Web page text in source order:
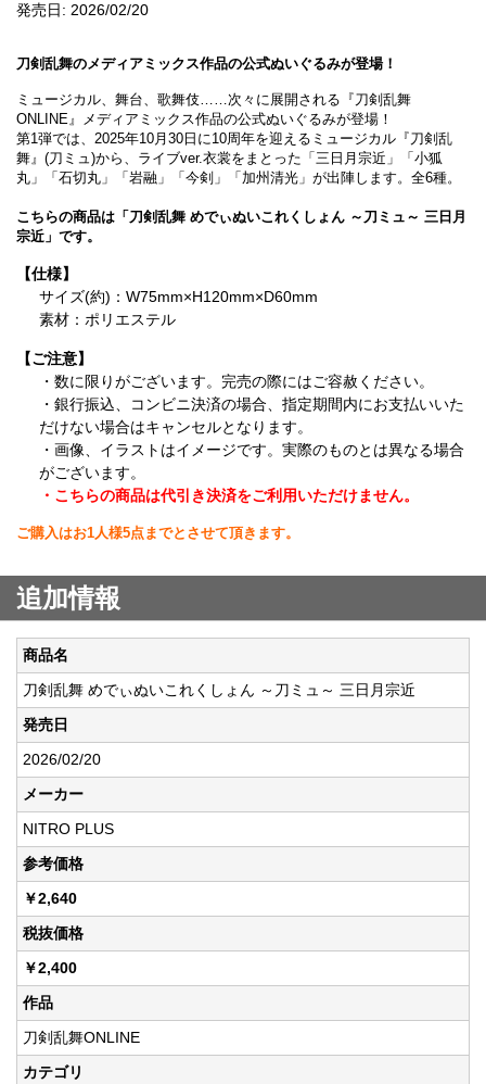
発売日: 2026/02/20
刀剣乱舞のメディアミックス作品の公式ぬいぐるみが登場！
ミュージカル、舞台、歌舞伎……次々に展開される『刀剣乱舞
ONLINE』メディアミックス作品の公式ぬいぐるみが登場！
第1弾では、2025年10月30日に10周年を迎えるミュージカル『刀剣乱
舞』(刀ミュ)から、ライブver.衣裳をまとった「三日月宗近」「小狐
丸」「石切丸」「岩融」「今剣」「加州清光」が出陣します。全6種。
こちらの商品は「刀剣乱舞 めでぃぬいこれくしょん ～刀ミュ～ 三日月
宗近」です。
【仕様】
サイズ(約)：W75mm×H120mm×D60mm
素材：ポリエステル
【ご注意】
・数に限りがございます。完売の際にはご容赦ください。
・銀行振込、コンビニ決済の場合、指定期間内にお支払いいた
だけない場合はキャンセルとなります。
・画像、イラストはイメージです。実際のものとは異なる場合
がございます。
・こちらの商品は代引き決済をご利用いただけません。
ご購入はお1人様5点までとさせて頂きます。
追加情報
商品名
刀剣乱舞 めでぃぬいこれくしょん ～刀ミュ～ 三日月宗近
発売日
2026/02/20
メーカー
NITRO PLUS
参考価格
￥2,640
税抜価格
￥2,400
作品
刀剣乱舞ONLINE
カテゴリ